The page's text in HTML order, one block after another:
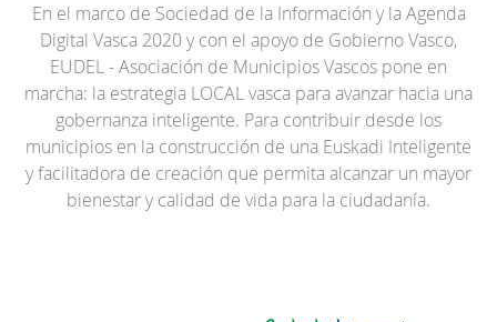
En el marco de Sociedad de la Información y la Agenda
Digital Vasca 2020 y con el apoyo de Gobierno Vasco,
EUDEL - Asociación de Municipios Vascos pone en
marcha: la estrategia LOCAL vasca para avanzar hacia una
gobernanza inteligente. Para contribuir desde los
municipios en la construcción de una Euskadi Inteligente
y facilitadora de creación que permita alcanzar un mayor
bienestar y calidad de vida para la ciudadanía.